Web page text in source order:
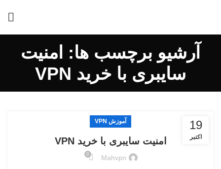
آرشیو برچسب ها: امنیت
سایبری با خرید VPN
19
اکتبر
آموزش VPN
امنیت سایبری با خرید VPN
Mahvpn
0